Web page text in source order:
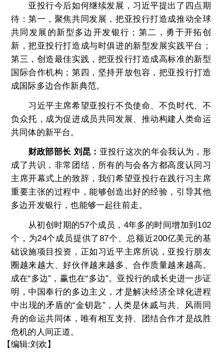
亚投行今后如何继续发展，习近平提出了四点期
待：第一，聚焦共同发展，把亚投行打造成推动全球
共同发展的新型多边开发银行；第二，勇于开拓创
新，把亚投行打造成与时俱进的新型发展实践平台；
第三，创造最佳实践，把亚投行打造成高标准的新型
国际合作机构；第四，坚持开放包容，把亚投行打造
成国际多边合作新典范。
习近平主席希望亚投行不负使命、不负时代、不
负众托，成为促进成员共同发展、推动构建人类命运
共同体的新平台。
财政部部长 刘昆： 亚投行这次的年会我认为，形
成了共识，非常团结，所有的与会各方都高度认同习
主席开幕式上的致辞，我们希望亚投行在践行习主席
重要主张的过程中，能够创造出好的经验，引导其他
多边开发银行，也能够一起往前走。
从初创时期的57个成员，4年多的时间增加到102
个，为24个成员提供了87个、总额近200亿美元的基
础设施项目投资，正如习近平主席所说，亚投行朋友
圈越来越大、好伙伴越来越多、合作质量越来越高。
成在“多边”，赢也在“多边”。亚投行的成长史进一步证
明，中国奉行的多边主义，才是解决经济全球化进程
中出现的矛盾的“金钥匙”，人类是休戚与共、风雨同
舟的命运共同体，唯有相互支持、团结合作才是战胜
危机的人间正道。
【编辑:刘欢】